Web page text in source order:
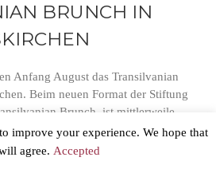
BRUNCH IN
Anfang August das Transilvanian
Beim neuen Format der Stiftung
Brunch, ist mittlerweile
der Veranstaltungen hat bereits
lässt sich sagen, dass jede
improve your experience. We hope that
agree. Accepted